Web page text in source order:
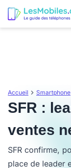
Accueil Smartphone
SFR :
ventes
SFR confirme,
place de leader